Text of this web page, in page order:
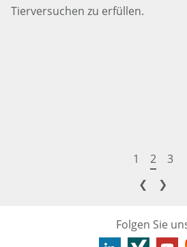
Tierversuchen zu erfüllen.
1 2
3
❮
❯
Folgen Sie